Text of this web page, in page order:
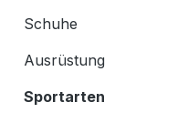
Schuhe
Ausrüstung
Sportarten